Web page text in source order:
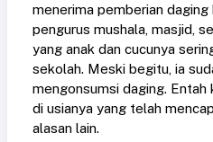
menerima pemberian daging
pengurus mushala, masjid,
yang anak dan cucunya
sekolah. Meski begitu, ia
mengonsumsi daging. Entah
di usianya yang telah
alasan lain.